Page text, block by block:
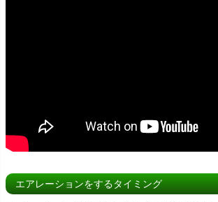
エアレーションをするタイミング